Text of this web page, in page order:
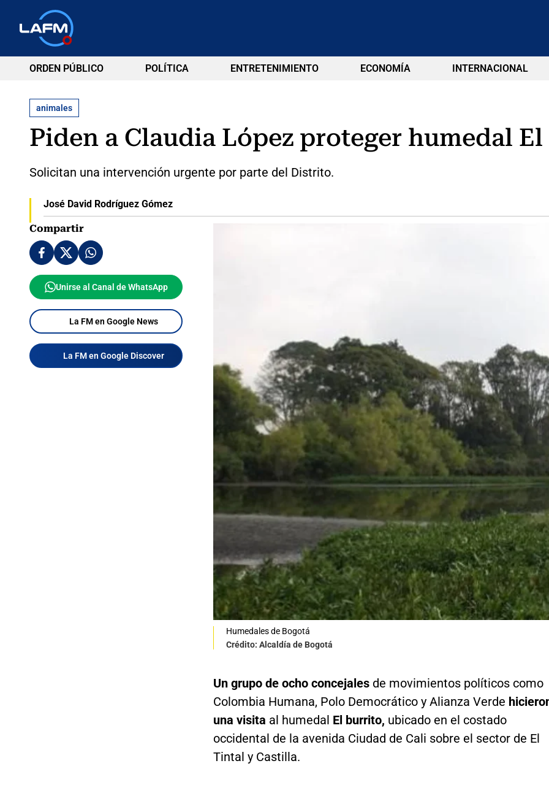
ORDEN PÚBLICO POLÍTICA ENTRETENIMIENTO ECONOMÍA INTERNACIONAL
animales
Piden a Claudia López proteger humedal
Solicitan una intervención urgente por parte del Distrito.
José David Rodríguez Gómez
Compartir
Unirse al Canal de WhatsApp
La FM en Google News
La FM en Google Discover
Humedales de Bogotá
Crédito: Alcaldía de Bogotá
Un grupo de ocho concejales de movimientos políticos como
Colombia Humana, Polo Democrático y Alianza Verde
una visita al humedal El burrito, ubicado en el costado
occidental de la avenida Ciudad de Cali sobre el sector de El
Tintal y Castilla.